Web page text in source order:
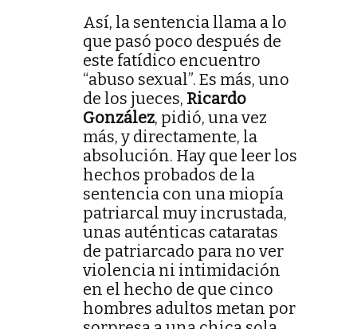
Así, la sentencia llama a lo
que pasó poco después de
este fatídico encuentro
“abuso sexual”. Es más, uno
de los jueces, Ricardo
González, pidió, una vez
más, y directamente, la
absolución. Hay que leer los
hechos probados de la
sentencia con una miopía
patriarcal muy incrustada,
unas auténticas cataratas
de patriarcado para no ver
violencia ni intimidación
en el hecho de que cinco
hombres adultos metan por